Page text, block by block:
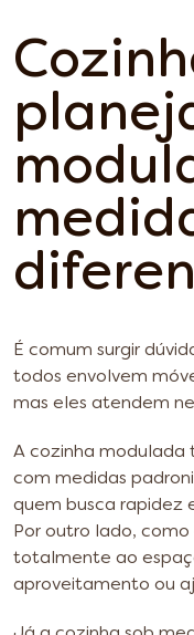
É comum surgir
todos envolvem
mas eles atendem
A cozinha modulada
com medidas
quem busca rapidez
Por outro lado,
totalmente ao
aproveitamento ou